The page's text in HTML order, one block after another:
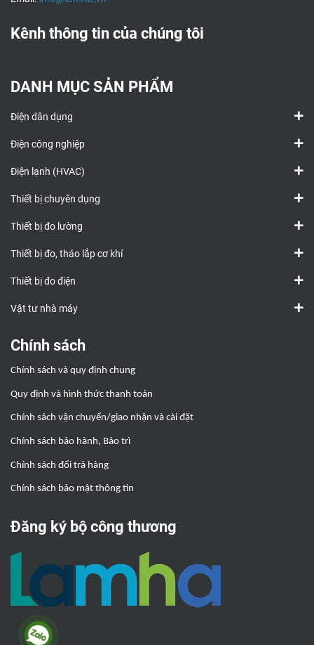
Kênh thông tin của chúng tôi
DANH MỤC SẢN PHẨM
Điện dân dụng
Điện công nghiệp
Điện lạnh (HVAC)
Thiết bị chuyên dụng
Thiết bị đo lường
Thiết bị đo, tháo lắp cơ khí
Thiết bị đo điện
Vật tư nhà máy
Chính sách
Chính sách và quy định chung
Quy định và hình thức thanh toán
Chính sách vận chuyển/giao nhận và cài đặt
Chính sách bảo hành, Bảo trì
Chính sách đổi trả hàng
Chính sách bảo mật thông tin
Đăng ký bộ công thương